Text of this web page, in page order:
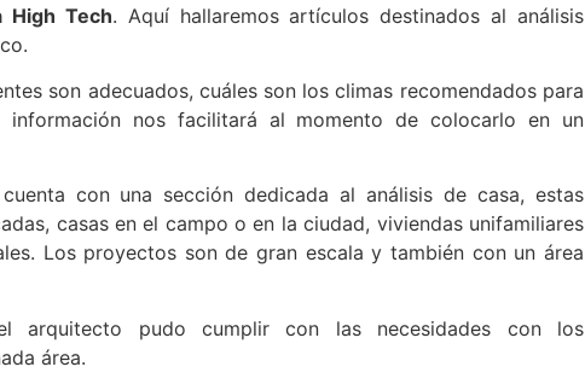
High Tech. Aquí hallaremos artículos destinados al análisis
son adecuados, cuáles son los climas recomendados para
nos facilitará al momento de colocarlo en un
con una sección dedicada al análisis de casa, estas
casas en el campo o en la ciudad, viviendas unifamiliares
Los proyectos son de gran escala y también con un área
arquitecto pudo cumplir con las necesidades con los
área.